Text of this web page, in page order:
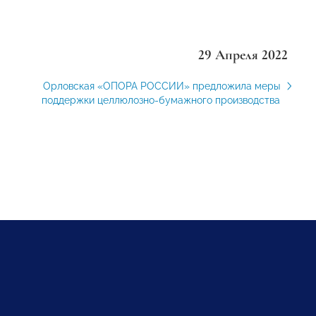
29 Апреля 2022
Орловская «ОПОРА РОССИИ» предложила меры
поддержки целлюлозно-бумажного производства